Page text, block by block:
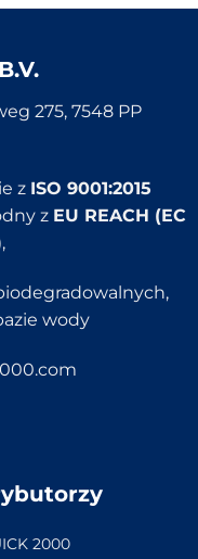
275, 7548 PP
z ISO 9001:2015
z EU REACH (EC
,
wody
2000